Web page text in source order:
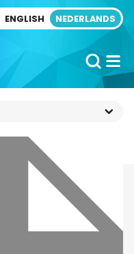
ENGLISH NEDERLANDS